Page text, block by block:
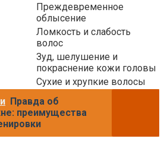
Преждевременное
облысение
Ломкость и слабость
волос
Зуд, шелушение и
покраснение кожи головы
Сухие и хрупкие волосы
Правда об
преимущества